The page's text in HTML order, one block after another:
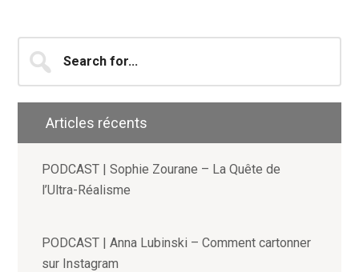
for...
Articles récents
PODCAST | Sophie Zourane – La Quête de
l’Ultra-Réalisme
PODCAST | Anna Lubinski – Comment cartonner
sur Instagram